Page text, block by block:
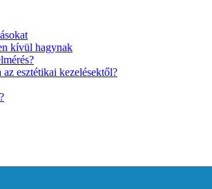
kívül hagynak
esztétikai kezelésektől?